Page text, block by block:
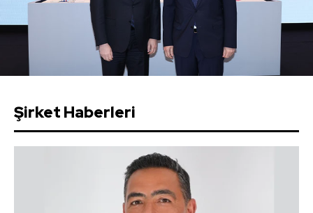
Şirket Haberleri